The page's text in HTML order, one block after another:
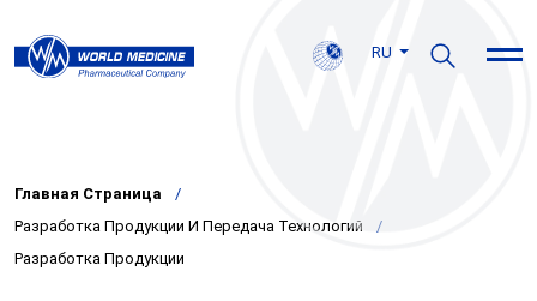
RU
Главная Страница
Разработка Продукции И Передача Технологий
Разработка Продукции